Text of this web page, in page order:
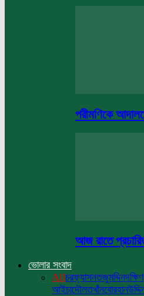
পরীমণিকে
আজ রাতে
ভোলার সংবাদ
Allচরফ্যাসনতজুমদ্দিনদক্ষিণ
আইচাদৌলতখাঁন